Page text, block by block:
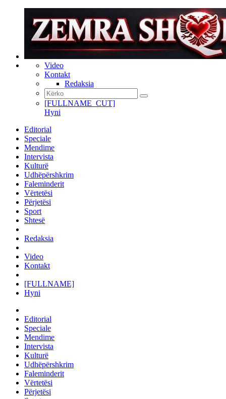
Video
Kontakt
Redaksia
[FULLNAME_CUT]
Hyni
Editorial
Speciale
Mendime
Intervista
Kulturë
Udhëpërshkrim
Faleminderit
Vërtetësi
Përjetësi
Sport
Shtesë
Redaksia
Video
Kontakt
[FULLNAME]
Hyni
Editorial
Speciale
Mendime
Intervista
Kulturë
Udhëpërshkrim
Faleminderit
Vërtetësi
Përjetësi